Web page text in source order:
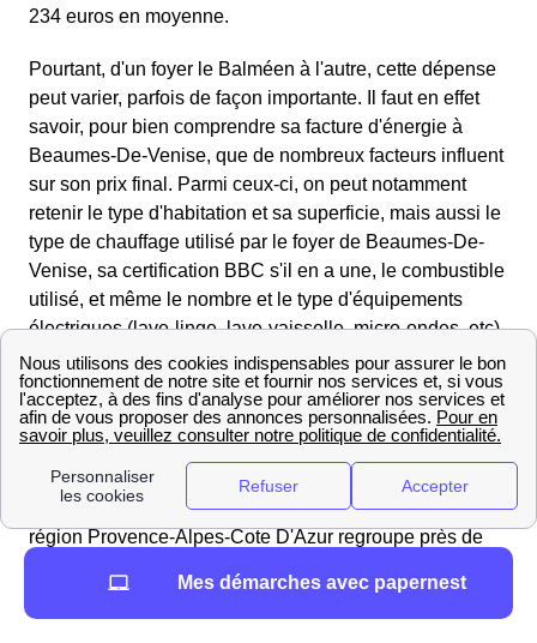
234 euros en moyenne.
Pourtant, d'un foyer le Balméen à l'autre, cette dépense
peut varier, parfois de façon importante. Il faut en effet
savoir, pour bien comprendre sa facture d'énergie à
Beaumes-De-Venise, que de nombreux facteurs influent
sur son prix final. Parmi ceux-ci, on peut notamment
retenir le type d'habitation et sa superficie, mais aussi le
type de chauffage utilisé par le foyer de Beaumes-De-
Venise, sa certification BBC s'il en a une, le combustible
utilisé, et même le nombre et le type d'équipements
électriques (lave-linge, lave-vaisselle, micro-ondes, etc).
Nombre et type de logements présents à Beaumes-
De-Venise
Connaître la composition d'une ville en termes de
logements permet d'avoir une meilleure idée de sa
composition, ainsi Beaumes-De-Venise situés dans la
région Provence-Alpes-Cote D'Azur regroupe près de
Mes démarches avec papernest